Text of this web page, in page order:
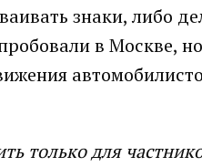
знаки, либо
в Москве,
только для